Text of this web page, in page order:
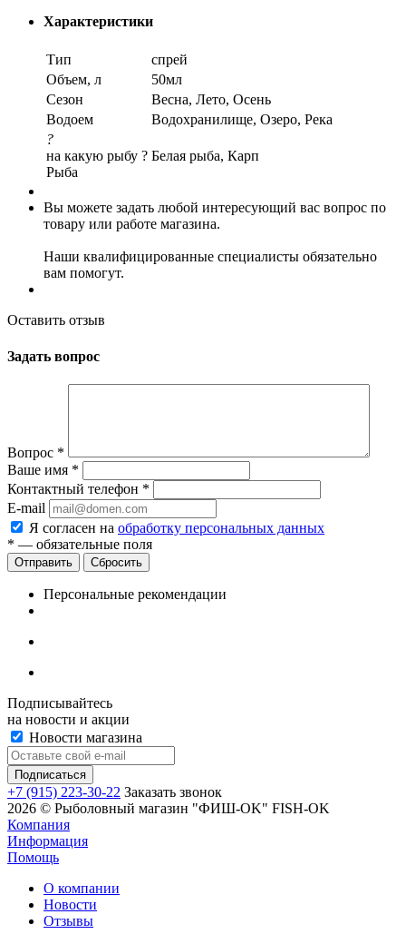
Характеристики
Тип
спрей
Объем, л
50мл
Сезон
Весна, Лето, Осень
Водоем
Водохранилище, Озеро, Река
?
на какую рыбу ?
Рыба
Белая рыба, Карп
Вы можете задать любой интересующий вас вопрос по
товару или работе магазина.
Наши квалифицированные специалисты обязательно
вам помогут.
Оставить отзыв
Задать вопрос
Вопрос *
Ваше имя *
Контактный телефон *
E-mail
Я согласен на обработку персональных данных
* — обязательные поля
Сбросить
Персональные рекомендации
Подписывайтесь
на новости и акции
Новости магазина
+7 (915) 223-30-22 Заказать звонок
2026 © Рыболовный магазин "ФИШ-OK" FISH-OK
Компания
Информация
Помощь
О компании
Новости
Отзывы